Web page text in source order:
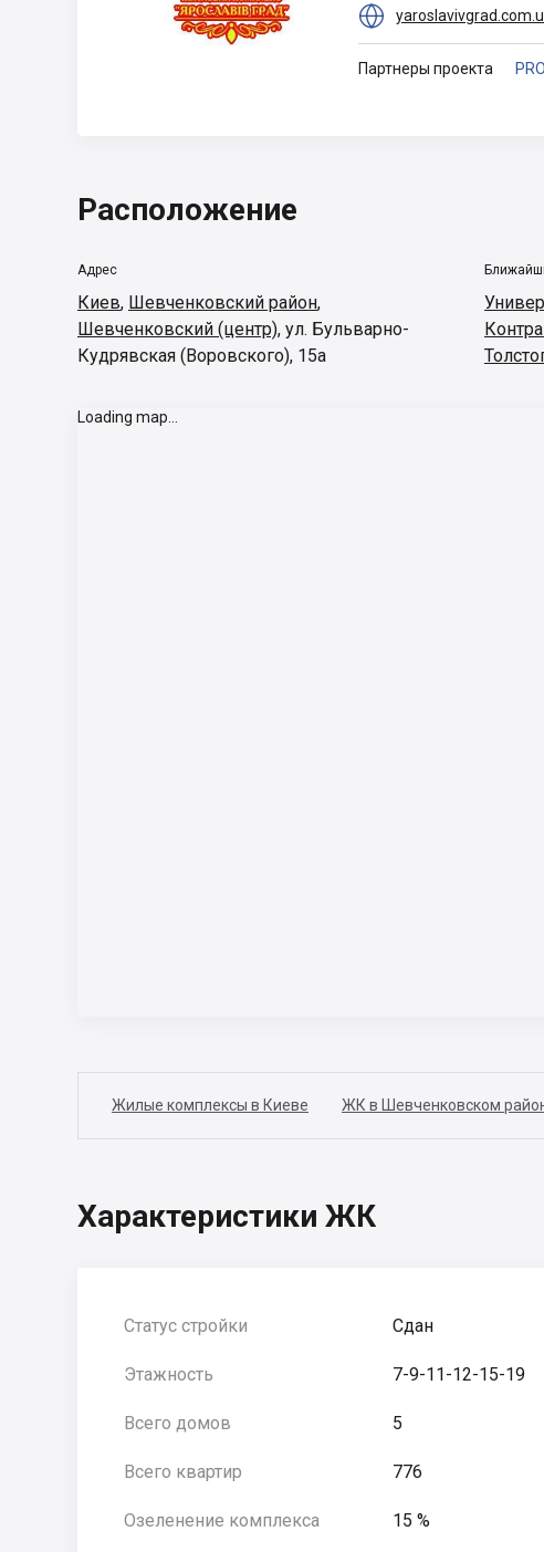

Партнеры проекта
Расположение
Адрес
Киев, Шевченковский район,
Шевченковский (центр), ул. Бульварно-
Кудрявская (Воровского), 15а
Loading map...
Жилые комплексы в Киеве ЖК в Шевченковском
Характеристики ЖК
Статус стройки Сдан
Этажность 7-9-11-12-15-19
Всего домов 5
Всего квартир 776
Озеленение комплекса 15 %